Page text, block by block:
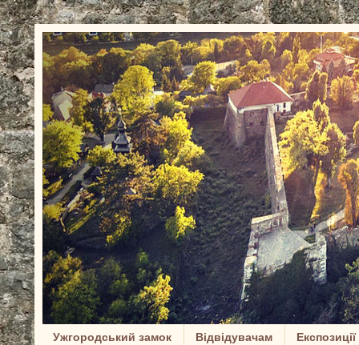
Ужгородський замок Відвідувачам Експозиції